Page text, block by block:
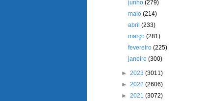
junho(279)
maio(214)
abril(233)
março(281)
fevereiro(225)
janeiro(300)
► 2023 (3011)
► 2022 (2606)
► 2021 (3072)